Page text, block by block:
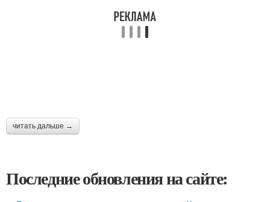
читать дальше →
Последние обновления на сайте: